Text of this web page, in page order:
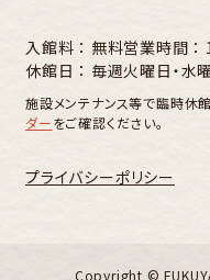
入館料 ： 無料営業時間
休館日 ： 毎週火曜日・水
施設メンテナンス等で臨時休
ダーをご確認ください。
プライバシーポリシー
Copyright ©︎